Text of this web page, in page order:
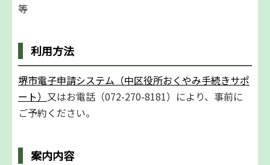
等
利用方法
堺市電⼦申請システム（中区役所おくやみ⼿続きサポ
ート） 又はお電話（072-270-8181）により、事前に
ご予約ください。
案内内容